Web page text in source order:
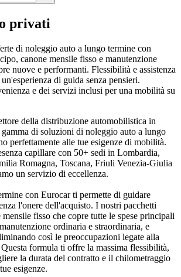
privati
di noleggio auto a lungo termine con
canone mensile fisso e manutenzione
nuove e performanti. Flessibilità e assistenza
di guida senza pensieri.
e dei servizi inclusi per una mobilità su
della distribuzione automobilistica in
di soluzioni di noleggio auto a lungo
perfettamente alle tue esigenze di mobilità.
capillare con 50+ sedi in Lombardia,
Romagna, Toscana, Friuli Venezia-Giulia
un servizio di eccellenza.
con Eurocar ti permette di guidare
l'onere dell'acquisto. I nostri pacchetti
fisso che copre tutte le spese principali
ordinaria e straordinaria, e
così le preoccupazioni legate alla
formula ti offre la massima flessibilità,
la durata del contratto e il chilometraggio
esigenze.